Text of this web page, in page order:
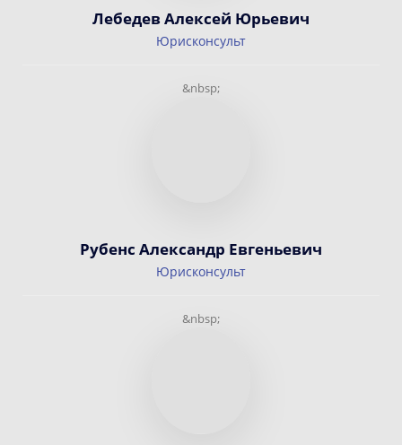
Лебедев Алексей Юрьевич
Юрисконсульт
&nbsp;
Рубенс Александр Евгеньевич
Юрисконсульт
&nbsp;